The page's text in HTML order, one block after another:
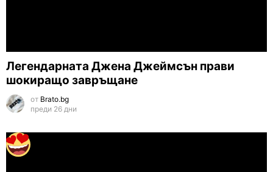
Легендарната Джена Джеймсън прави
шокиращо завръщане
от Brato.bg
преди 26 дни